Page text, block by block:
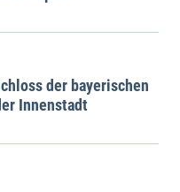
der bayerischen
Innenstadt